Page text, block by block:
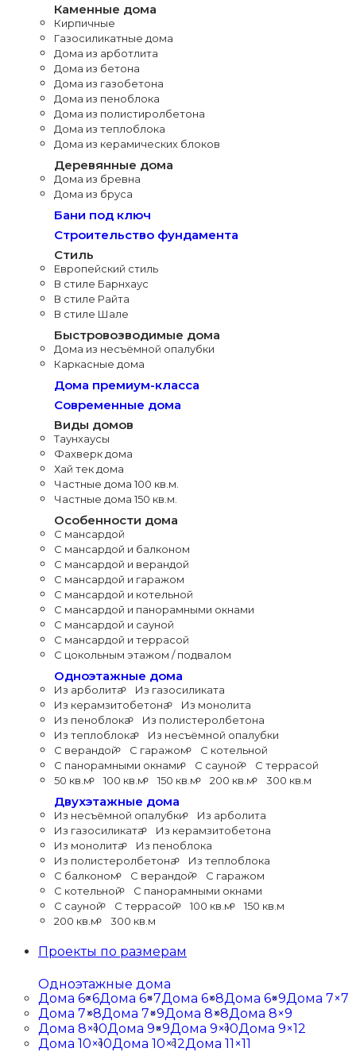
Каменные дома
Кирпичные
Газосиликатные дома
Дома из арботлита
Дома из бетона
Дома из газобетона
Дома из пеноблока
Дома из полистиролбетона
Дома из теплоблока
Дома из керамических блоков
Деревянные дома
Дома из бревна
Дома из бруса
Бани под ключ
Строительство фундамента
Стиль
Европейский стиль
В стиле Барнхаус
В стиле Райта
В стиле Шале
Быстровозводимые дома
Дома из несъёмной опалубки
Каркасные дома
Дома премиум-класса
Современные дома
Виды домов
Таунхаусы
Фахверк дома
Хай тек дома
Частные дома 100 кв.м.
Частные дома 150 кв.м.
Особенности дома
С мансардой
С мансардой и балконом
С мансардой и верандой
С мансардой и гаражом
С мансардой и котельной
С мансардой и панорамными окнами
С мансардой и сауной
С мансардой и террасой
С цокольным этажом / подвалом
Одноэтажные дома
Из арболита
Из газосиликата
Из керамзитобетона
Из монолита
Из пеноблока
Из полистеролбетона
Из теплоблока
Из несъёмной опалубки
С верандой
С гаражом
С котельной
С панорамными окнами
С сауной
С террасой
50 кв.м
100 кв.м 150 кв.м 200 кв.м 300 кв.м
Двухэтажные дома
Из несъёмной опалубки
Из арболита
Из газосиликата
Из керамзитобетона
Из монолита
Из пеноблока
Из полистеролбетона
Из теплоблока
С балконом
С верандой
С гаражом
С котельной
С панорамными окнами
С сауной
С террасой 100 кв.м
150 кв.м
200 кв.м
300 кв.м
Проекты по размерам
Одноэтажные дома
Дома 6×6Дома 6×7Дома 6×8Дома 6×9Дома 7×7
Дома 7×8Дома 7×9Дома 8×8Дома 8×9
Дома 8×10Дома 9×9Дома 9×10Дома 9×12
Дома 10×10Дома 10×12Дома 11×11